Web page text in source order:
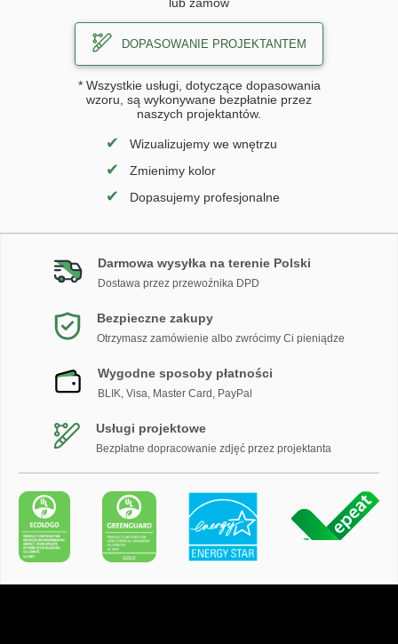
DOPASOWANIE PROJEKTANTEM
* Wszystkie usługi, dotyczące dopasowania
wzoru, są wykonywane bezpłatnie przez
naszych projektantów.
✔ Wizualizujemy we wnętrzu
✔ Zmienimy kolor
✔ Dopasujemy profesjonalne
Darmowa wysyłka na terenie Polski
Dostawa przez przewoźnika DPD
Bezpieczne zakupy
Otrzymasz zamówienie albo zwrócimy Ci pieniądze
Wygodne sposoby płatności
BLIK, Visa, Master Card, PayPal
Usługi projektowe
Bezpłatne dopracowanie zdjęć przez projektanta